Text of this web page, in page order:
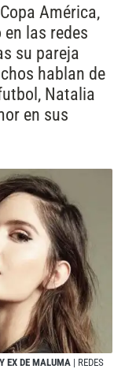
América,
las redes
su pareja
hablan de
Natalia
en sus
EX DE MALUMA | REDES